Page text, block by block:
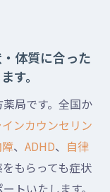
体質に合った
す。
局です。全国か
ンカウンセリン
、 ADHD、 自律
もらっても症状